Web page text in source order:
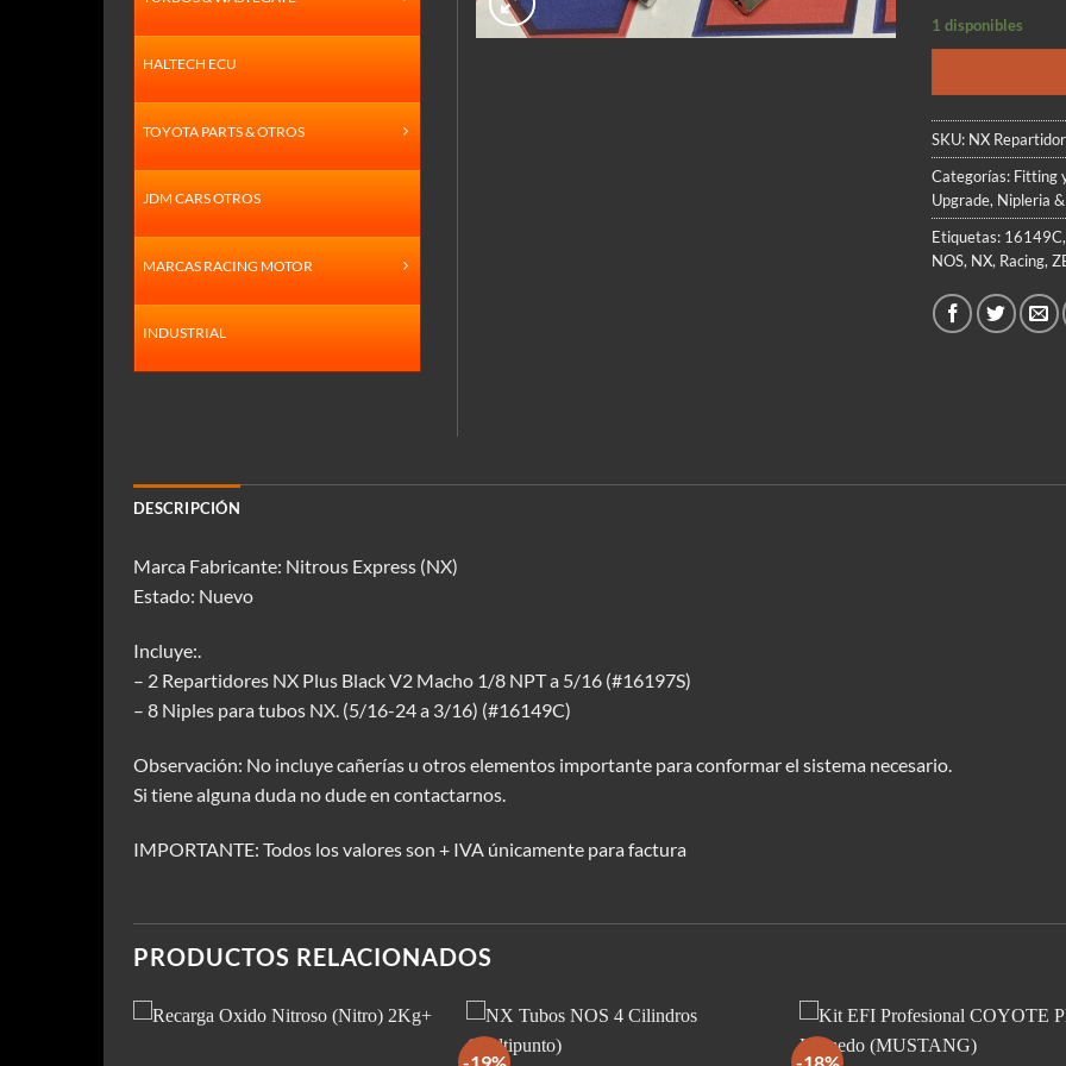
1 disponibles
SKU: NX
Categorías: Fitting
Upgrade, Nipleria
Etiquetas: 16149C
NOS, NX, Racing,
HALTECH ECU
TOYOTA PARTS & OTROS
JDM CARS OTROS
MARCAS RACING MOTOR
INDUSTRIAL
DESCRIPCIÓN
Marca Fabricante: Nitrous Express (NX)
Estado: Nuevo
Incluye:.
– 2 Repartidores NX Plus Black V2 Macho 1/8 NPT a 5/16 (#16197S)
– 8 Niples para tubos NX. (5/16-24 a 3/16) (#16149C)
Observación: No incluye cañerías u otros elementos importante para conformar el sistema necesario.
Si tiene alguna duda no dude en contactarnos.
IMPORTANTE: Todos los valores son + IVA únicamente para factura
PRODUCTOS RELACIONADOS